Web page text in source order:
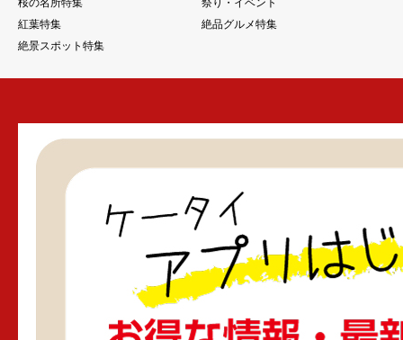
桜の名所特集
祭り・イベント
紅葉特集
絶品グルメ特集
絶景スポット特集